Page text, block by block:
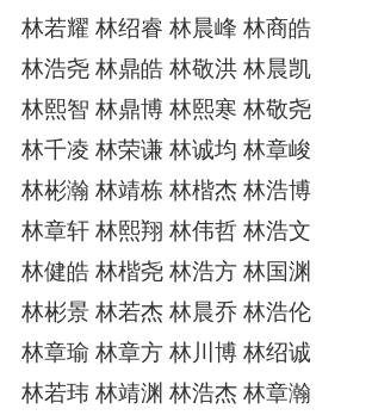
林若耀 林绍睿 林晨峰 林商皓
林浩尧 林鼎皓 林敬洪 林晨凯
林熙智 林鼎博 林熙寒 林敬尧
林千凌 林荣谦 林诚均 林章峻
林彬瀚 林靖栋 林楷杰 林浩博
林章轩 林熙翔 林伟哲 林浩文
林健皓 林楷尧 林浩方 林国渊
林彬景 林若杰 林晨乔 林浩伦
林章瑜 林章方 林川博 林绍诚
林若玮 林靖渊 林浩杰 林章瀚